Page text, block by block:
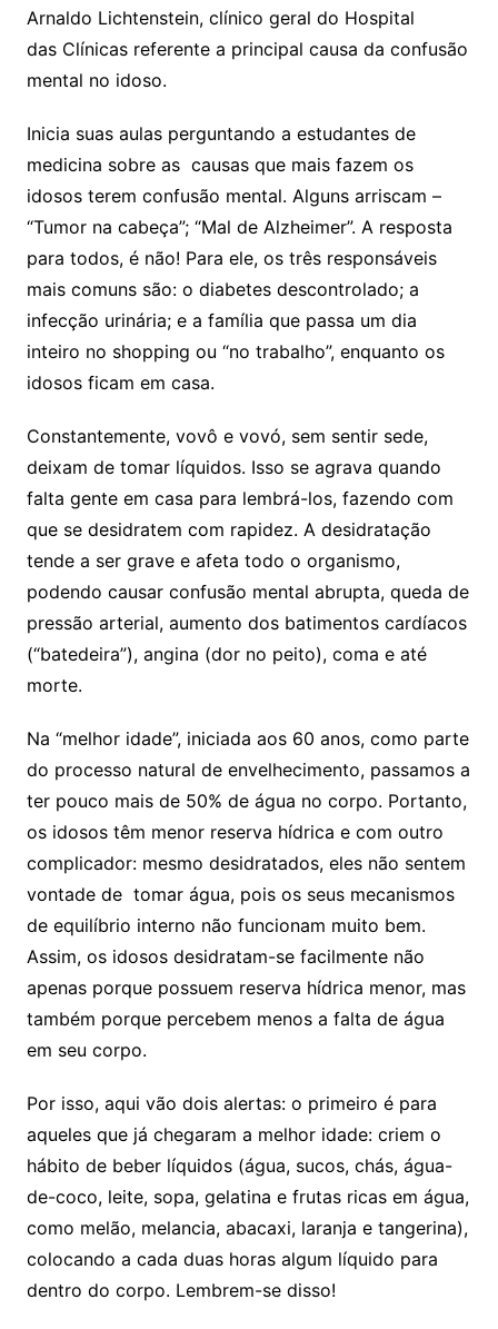
Arnaldo Lichtenstein, clínico geral do Hospital
das Clínicas referente a principal causa da confusão
mental no idoso.
Inicia suas aulas perguntando a estudantes de
medicina sobre as causas que mais fazem os
idosos terem confusão mental. Alguns arriscam –
“Tumor na cabeça”; “Mal de Alzheimer”. A resposta
para todos, é não! Para ele, os três responsáveis
mais comuns são: o diabetes descontrolado; a
infecção urinária; e a família que passa um dia
inteiro no shopping ou “no trabalho”, enquanto os
idosos ficam em casa.
Constantemente, vovô e vovó, sem sentir sede,
deixam de tomar líquidos. Isso se agrava quando
falta gente em casa para lembrá-los, fazendo com
que se desidratem com rapidez. A desidratação
tende a ser grave e afeta todo o organismo,
podendo causar confusão mental abrupta, queda de
pressão arterial, aumento dos batimentos cardíacos
(“batedeira”), angina (dor no peito), coma e até
morte.
Na “melhor idade”, iniciada aos 60 anos, como parte
do processo natural de envelhecimento, passamos a
ter pouco mais de 50% de água no corpo. Portanto,
os idosos têm menor reserva hídrica e com outro
complicador: mesmo desidratados, eles não sentem
vontade de tomar água, pois os seus mecanismos
de equilíbrio interno não funcionam muito bem.
Assim, os idosos desidratam-se facilmente não
apenas porque possuem reserva hídrica menor, mas
também porque percebem menos a falta de água
em seu corpo.
Por isso, aqui vão dois alertas: o primeiro é para
aqueles que já chegaram a melhor idade: criem o
hábito de beber líquidos (água, sucos, chás, água-
de-coco, leite, sopa, gelatina e frutas ricas em água,
como melão, melancia, abacaxi, laranja e tangerina),
colocando a cada duas horas algum líquido para
dentro do corpo. Lembrem-se disso!